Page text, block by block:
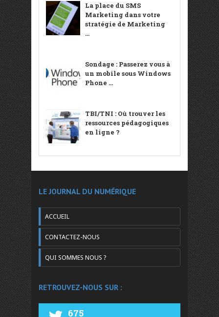
La place du SMS
Marketing dans votre
stratégie de Marketing
...
Sondage : Passerez vous à
un mobile sous Windows
Phone ...
TBI/TNI : Où trouver les
ressources pédagogiques
en ligne ?
LE JOURNAL DU NUMÉRIQUE
ACCUEIL
CONTACTEZ-NOUS
QUI SOMMES NOUS ?
RETROUVEZ-NOUS SUR :
675